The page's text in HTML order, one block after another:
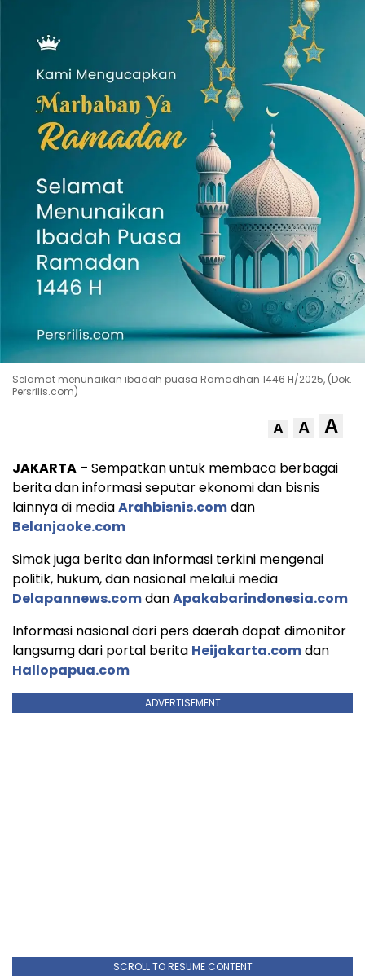
Selamat menunaikan ibadah puasa Ramadhan 1446 H/2025, (Dok.
Persrilis.com)
A A A
JAKARTA – Sempatkan untuk membaca berbagai
berita dan informasi seputar ekonomi dan bisnis
lainnya di mediaArahbisnis.comdan
Belanjaoke.com
Simak juga berita dan informasi terkini mengenai
politik, hukum, dan nasional melalui media
Delapannews.comdanApakabarindonesia.com
Informasi nasional dari pers daerah dapat dimonitor
langsumg dari portal berita Heijakarta.comdan
Hallopapua.com
ADVERTISEMENT
SCROLL TO RESUME CONTENT